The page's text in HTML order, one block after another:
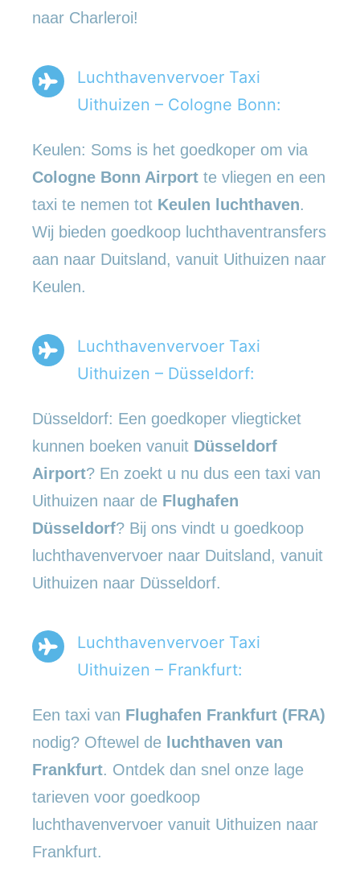
naar Charleroi!
Luchthavenvervoer Taxi
Uithuizen – Cologne Bonn:
Keulen: Soms is het goedkoper om via
Cologne Bonn Airport te vliegen en een
taxi te nemen tot Keulen luchthaven.
Wij bieden goedkoop luchthaventransfers
aan naar Duitsland, vanuit Uithuizen naar
Keulen.
Luchthavenvervoer Taxi
Uithuizen – Düsseldorf:
Düsseldorf: Een goedkoper vliegticket
kunnen boeken vanuit Düsseldorf
Airport? En zoekt u nu dus een taxi van
Uithuizen naar de Flughafen
Düsseldorf? Bij ons vindt u goedkoop
luchthavenvervoer naar Duitsland, vanuit
Uithuizen naar Düsseldorf.
Luchthavenvervoer Taxi
Uithuizen – Frankfurt:
Een taxi van Flughafen Frankfurt (FRA)
nodig? Oftewel de luchthaven van
Frankfurt. Ontdek dan snel onze lage
tarieven voor goedkoop
luchthavenvervoer vanuit Uithuizen naar
Frankfurt.